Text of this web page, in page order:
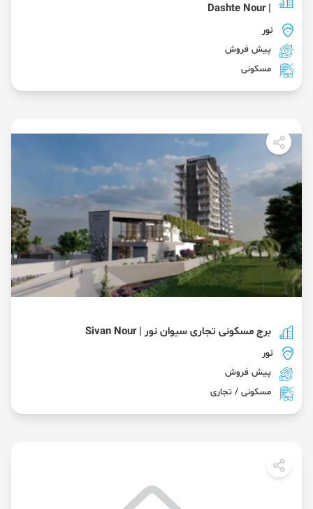
| Dashte Nour
نور
پیش فروش
مسکونی
برج مسکونی تجاری سیوان نور | Sivan Nour
نور
پیش فروش
مسکونی / تجاری